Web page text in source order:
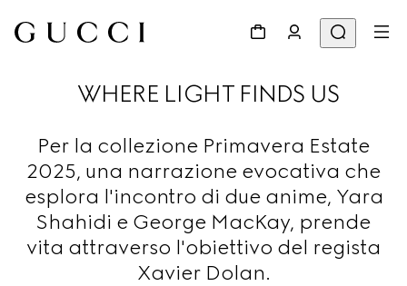
WHERE LIGHT FINDS US
Per la collezione Primavera Estate
2025, una narrazione evocativa che
esplora l'incontro di due anime, Yara
Shahidi e George MacKay, prende
vita attraverso l'obiettivo del regista
Xavier Dolan.